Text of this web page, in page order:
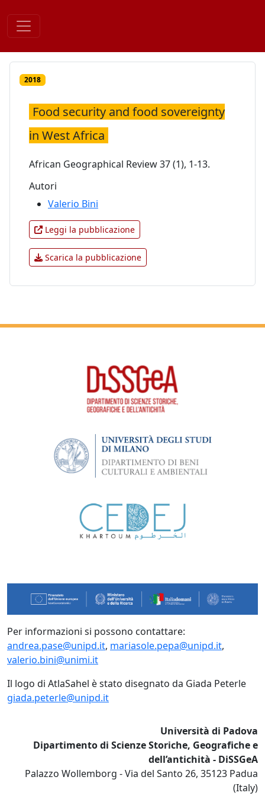
content
2018
Food security and food sovereignty
in West Africa
African Geographical Review 37 (1), 1-13.
Autori
Valerio Bini
Leggi la pubblicazione
Scarica la pubblicazione
Per informazioni si possono contattare:
andrea.pase@unipd.it, mariasole.pepa@unipd.it,
valerio.bini@unimi.it
Il logo di AtlaSahel è stato disegnato da Giada Peterle
giada.peterle@unipd.it
Università di Padova
Dipartimento di Scienze Storiche, Geografiche e
dell’antichità - DiSSGeA
Palazzo Wollemborg - Via del Santo 26, 35123 Padua
(Italy)